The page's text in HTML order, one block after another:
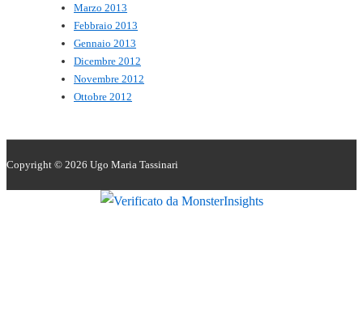
Marzo 2013
Febbraio 2013
Gennaio 2013
Dicembre 2012
Novembre 2012
Ottobre 2012
Copyright © 2026 Ugo Maria Tassinari